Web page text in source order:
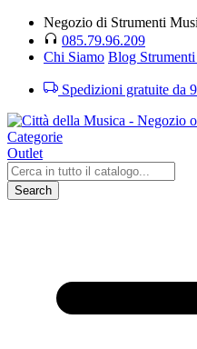
Negozio di Strumenti
085.79.96.209
Chi Siamo Blog
Spedizioni gratuite da
Categorie
Outlet
Search